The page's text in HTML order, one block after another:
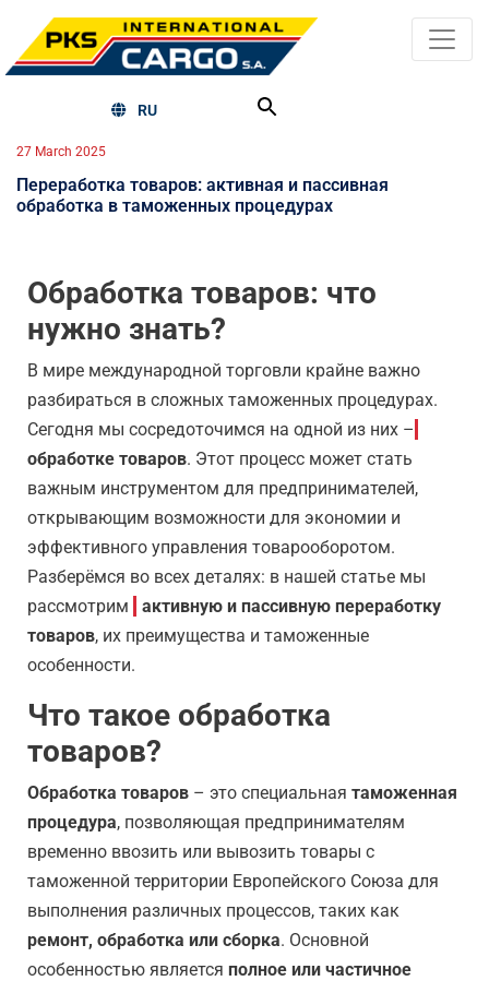
RU
27 March 2025
Переработка товаров: активная и пассивная
обработка в таможенных процедурах
Обработка товаров: что
нужно знать?
В мире международной торговли крайне важно
разбираться в сложных таможенных процедурах.
Сегодня мы сосредоточимся на одной из них –
обработке товаров. Этот процесс может стать
важным инструментом для предпринимателей,
открывающим возможности для экономии и
эффективного управления товарооборотом.
Разберёмся во всех деталях: в нашей статье мы
рассмотрим
активную и пассивную переработку
товаров, их преимущества и таможенные
особенности.
Что такое обработка
товаров?
Обработка товаров – это специальная таможенная
процедура, позволяющая предпринимателям
временно ввозить или вывозить товары с
таможенной территории Европейского Союза для
выполнения различных процессов, таких как
ремонт, обработка или сборка. Основной
особенностью является полное или частичное